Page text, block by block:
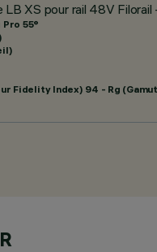
LB XS pour rail 48V
55°
Fidelity Index) 94 - Rg